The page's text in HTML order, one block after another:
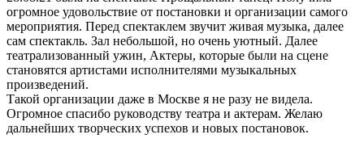
огромное удовольствие от постановки и организации самого
мероприятия. Перед спектаклем звучит живая музыка, далее
сам спектакль. Зал небольшой, но очень уютный. Далее
театрализованный ужин, Актеры, которые были на сцене
становятся артистами исполнителями музыкальных
произведений.
Такой организации даже в Москве я не разу не видела.
Огромное спасибо руководству театра и актерам. Желаю
дальнейших творческих успехов и новых постановок.